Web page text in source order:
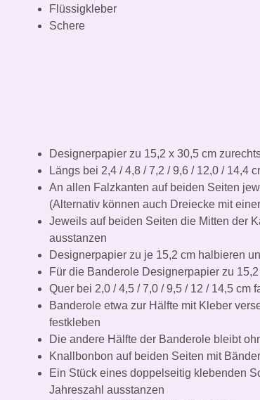
Flüssigkleber
Schere
Designerpapier zu 15,2 x 30,5 cm
Längs bei 2,4 / 4,8 / 7,2 / 9,6 / 12,0 / 14,4
An allen Falzkanten auf beiden Seiten
(Alternativ können auch Dreiecke mit
Jeweils auf beiden Seiten die Mitten der
ausstanzen
Designerpapier zu je 15,2 cm halbieren
Für die Banderole Designerpapier zu
Quer bei 2,0 / 4,5 / 7,0 / 9,5 / 12 / 14,5 cm
Banderole etwa zur Hälfte mit Kleber
festkleben
Die andere Hälfte der Banderole bleibt
Knallbonbon auf beiden Seiten mit
Ein Stück eines doppelseitig klebenden
Jahreszahl ausstanzen